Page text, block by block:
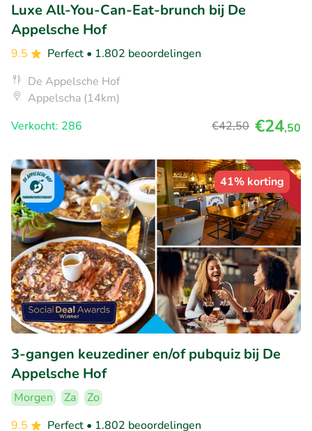
Luxe All-You-Can-Eat-brunch bij De
Appelsche Hof
9.5 Perfect • 1.802 beoordelingen
De Appelsche Hof
Appelscha (14km)
Verkocht: 286
€42,50 €24,50
41% korting
3-gangen keuzediner en/of pubquiz bij De
Appelsche Hof
Morgen Za
Zo
9.5
Perfect • 1.802 beoordelingen